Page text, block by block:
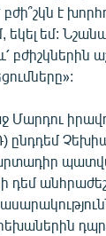
է
եկել եմ:
բժիշկներին
Մարդու
դեմ